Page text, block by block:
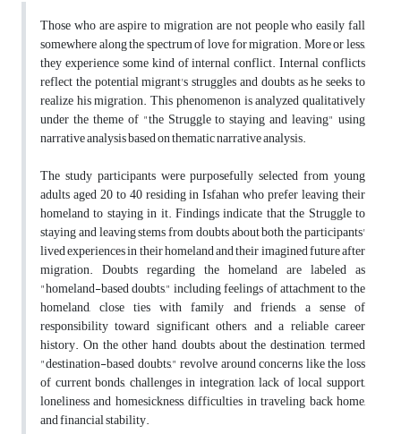
Those who are aspire to migration are not people who easily fall
somewhere along the spectrum of love for migration. More or less,
they experience some kind of internal conflict. Internal conflicts
reflect the potential migrant's struggles and doubts as he seeks to
realize his migration. This phenomenon is analyzed qualitatively
under the theme of "the Struggle to staying and leaving" using
narrative analysis based on thematic narrative analysis.
The study participants were purposefully selected from young
adults aged 20 to 40 residing in Isfahan who prefer leaving their
homeland to staying in it. Findings indicate that the Struggle to
staying and leaving stems from doubts about both the participants'
lived experiences in their homeland and their imagined future after
migration. Doubts regarding the homeland are labeled as
"homeland-based doubts," including feelings of attachment to the
homeland, close ties with family and friends, a sense of
responsibility toward significant others, and a reliable career
history. On the other hand, doubts about the destination, termed
"destination-based doubts," revolve around concerns like the loss
of current bonds, challenges in integration, lack of local support,
loneliness and homesickness, difficulties in traveling back home,
and financial stability.